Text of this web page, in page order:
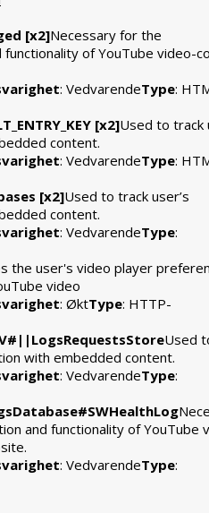
[x2]Necessary for the
functionality of YouTube video-
: VedvarendeType:
[x2]Used to track
content.
: VedvarendeType:
[x2]Used to track user’s
content.
: VedvarendeType:
the user's video player
video
: ØktType: HTTP-
Used
with embedded content.
: VedvarendeType:
and functionality of YouTube
: VedvarendeType: